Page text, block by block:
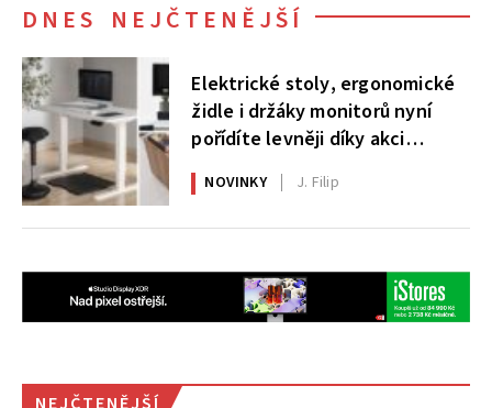
DNES NEJČTENĚJŠÍ
Elektrické stoly, ergonomické
židle i držáky monitorů nyní
pořídíte levněji díky akci
AlzaErgo
NOVINKY J. Filip